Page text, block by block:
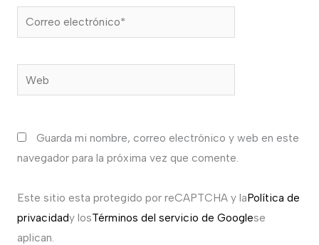
Correo
electrónico*
Web
Guarda mi nombre, correo electrónico y web en este
navegador para la próxima vez que comente.
Este sitio esta protegido por reCAPTCHA y laPolítica de
privacidady losTérminos del servicio de Googlese
aplican.